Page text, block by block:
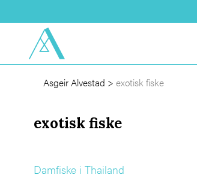
Asgeir Alvestad > exotisk fiske
exotisk fiske
Damfiske i Thailand